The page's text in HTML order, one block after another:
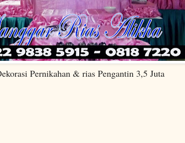
& rias Pengantin 3,5 Juta